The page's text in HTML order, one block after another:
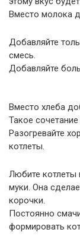
Вместо молока
Добавляйте
смесь.
Добавляйте
Вместо хлеба
Такое
Разогревайте
котлеты.
Любите котлеты
муки. Она
корочки.
Постоянно
формировать